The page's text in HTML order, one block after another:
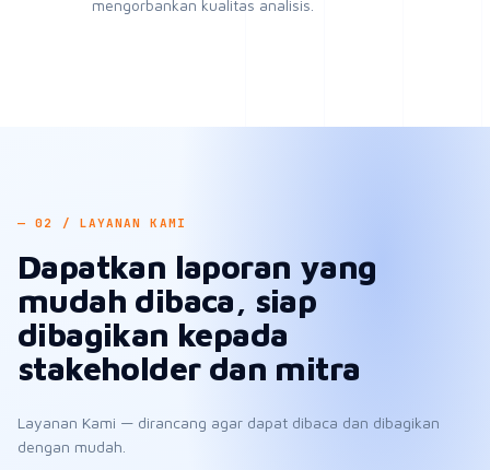
stakeholder dan mitra
Layanan Kami — dirancang agar dapat dibaca dan dibagikan
dengan mudah.
01